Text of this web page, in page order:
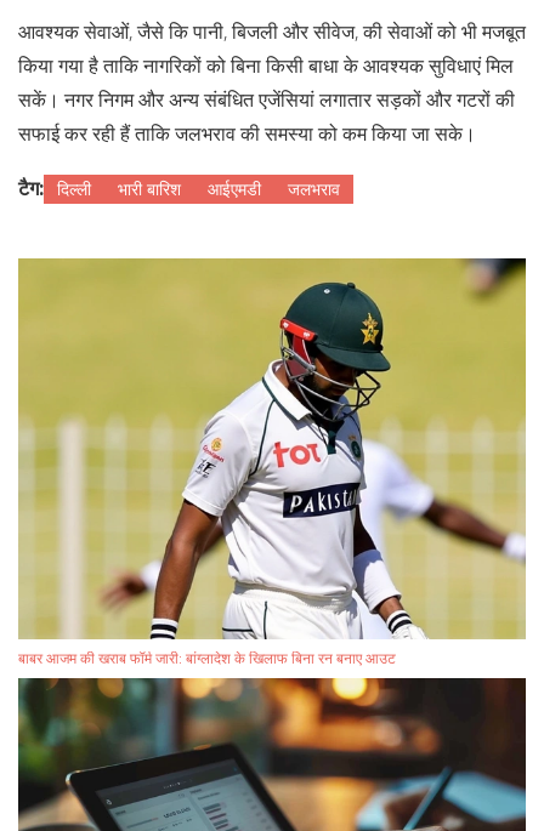
आवश्यक सेवाओं, जैसे कि पानी, बिजली और सीवेज, की सेवाओं को भी मजबूत
किया गया है ताकि नागरिकों को बिना किसी बाधा के आवश्यक सुविधाएं मिल
सकें। नगर निगम और अन्य संबंधित एजेंसियां लगातार सड़कों और गटरों की
सफाई कर रही हैं ताकि जलभराव की समस्या को कम किया जा सके।
टैग: दिल्ली भारी बारिश आईएमडी जलभराव
बाबर आजम की खराब फॉर्म जारी: बांग्लादेश के खिलाफ बिना रन बनाए आउट